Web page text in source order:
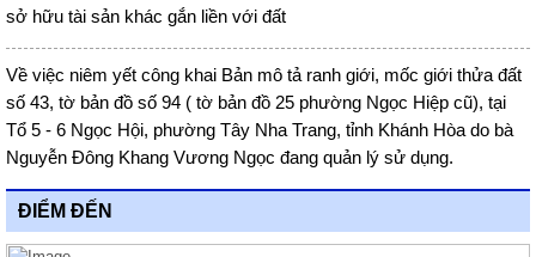
sở hữu tài sản khác gắn liền với đất
Về việc niêm yết công khai Bản mô tả ranh giới, mốc giới thửa đất
số 43, tờ bản đồ số 94 ( tờ bản đồ 25 phường Ngọc Hiệp cũ), tại
Tổ 5 - 6 Ngọc Hội, phường Tây Nha Trang, tỉnh Khánh Hòa do bà
Nguyễn Đông Khang Vương Ngọc đang quản lý sử dụng.
ĐIỂM ĐẾN